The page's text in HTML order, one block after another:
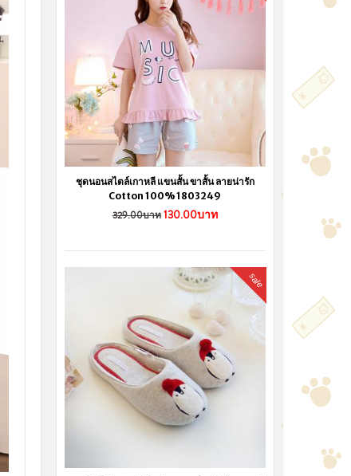
ชุดนอนสไตล์เกาหลี แขนสั้น ขาสั้น ลายน่ารัก
Cotton 100% 1803249
329.00บาท130.00บาท
sale